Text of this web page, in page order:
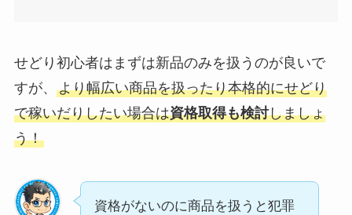
せどり初心者はまずは新品のみを扱うのが良いで
すが、 より幅広い商品を扱ったり本格的にせどり
で稼いだりしたい場合は資格取得も検討しましょ
う！
資格がないのに商品を扱うと犯罪